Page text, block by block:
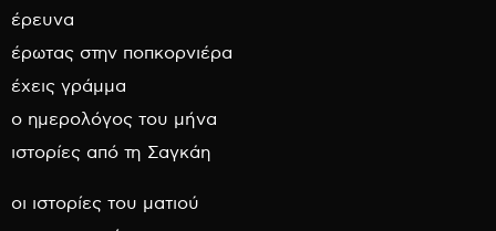
έρευνα
έρωτας στην ποπκορνιέρα
έχεις γράμμα
ο ημερολόγος του μήνα
ιστορίες από τη Σαγκάη
οι ιστορίες του ματιού